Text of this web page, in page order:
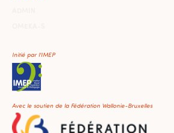
Initié par l'IMEP
Avec le soutien de la Fédération Wallonie-Bruxelles